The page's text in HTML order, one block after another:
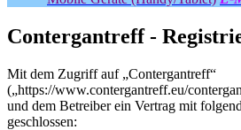
Contergantreff -
Mit dem Zugriff auf „Contergantreff“
(„https://www.contergantreff.eu/
und dem Betreiber ein Vertrag mit
geschlossen: